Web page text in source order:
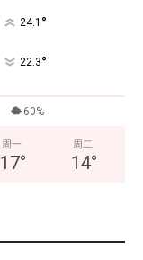
24.1 °
22.3°
60%
周一
17°
周二
14°